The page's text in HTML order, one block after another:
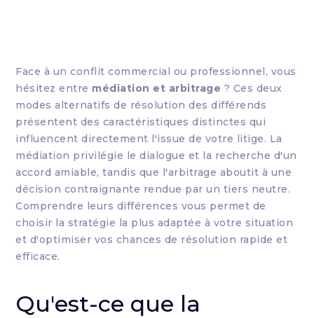
Face à un conflit commercial ou professionnel, vous
hésitez entre médiation et arbitrage ? Ces deux
modes alternatifs de résolution des différends
présentent des caractéristiques distinctes qui
influencent directement l'issue de votre litige. La
médiation privilégie le dialogue et la recherche d'un
accord amiable, tandis que l'arbitrage aboutit à une
décision contraignante rendue par un tiers neutre.
Comprendre leurs différences vous permet de
choisir la stratégie la plus adaptée à votre situation
et d'optimiser vos chances de résolution rapide et
efficace.
Qu'est-ce que la